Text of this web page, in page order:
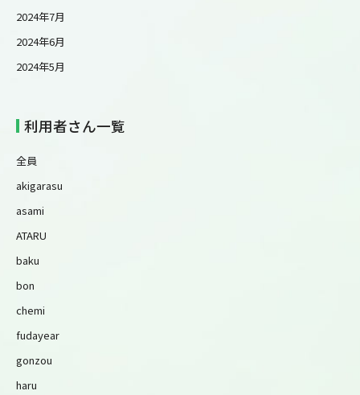
2024年7月
2024年6月
2024年5月
利用者さん一覧
全員
akigarasu
asami
ATARU
baku
bon
chemi
fudayear
gonzou
haru